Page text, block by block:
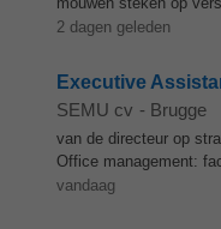
2 dagen geleden
Executive
SEMU cv - Brugge
van de directeur op
Office management:
vandaag